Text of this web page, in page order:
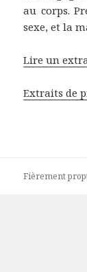
au corps.
sexe, et la
Lire un
Extraits de
Fièrement